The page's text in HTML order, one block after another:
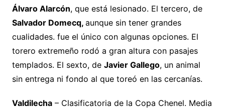
Álvaro Alarcón, que está lesionado. El tercero, de
Salvador Domecq, aunque sin tener grandes
cualidades. fue el único con algunas opciones. El
torero extremeño rodó a gran altura con pasajes
templados. El sexto, de Javier Gallego, un animal
sin entrega ni fondo al que toreó en las cercanías.
Valdilecha– Clasificatoria de la Copa Chenel. Media